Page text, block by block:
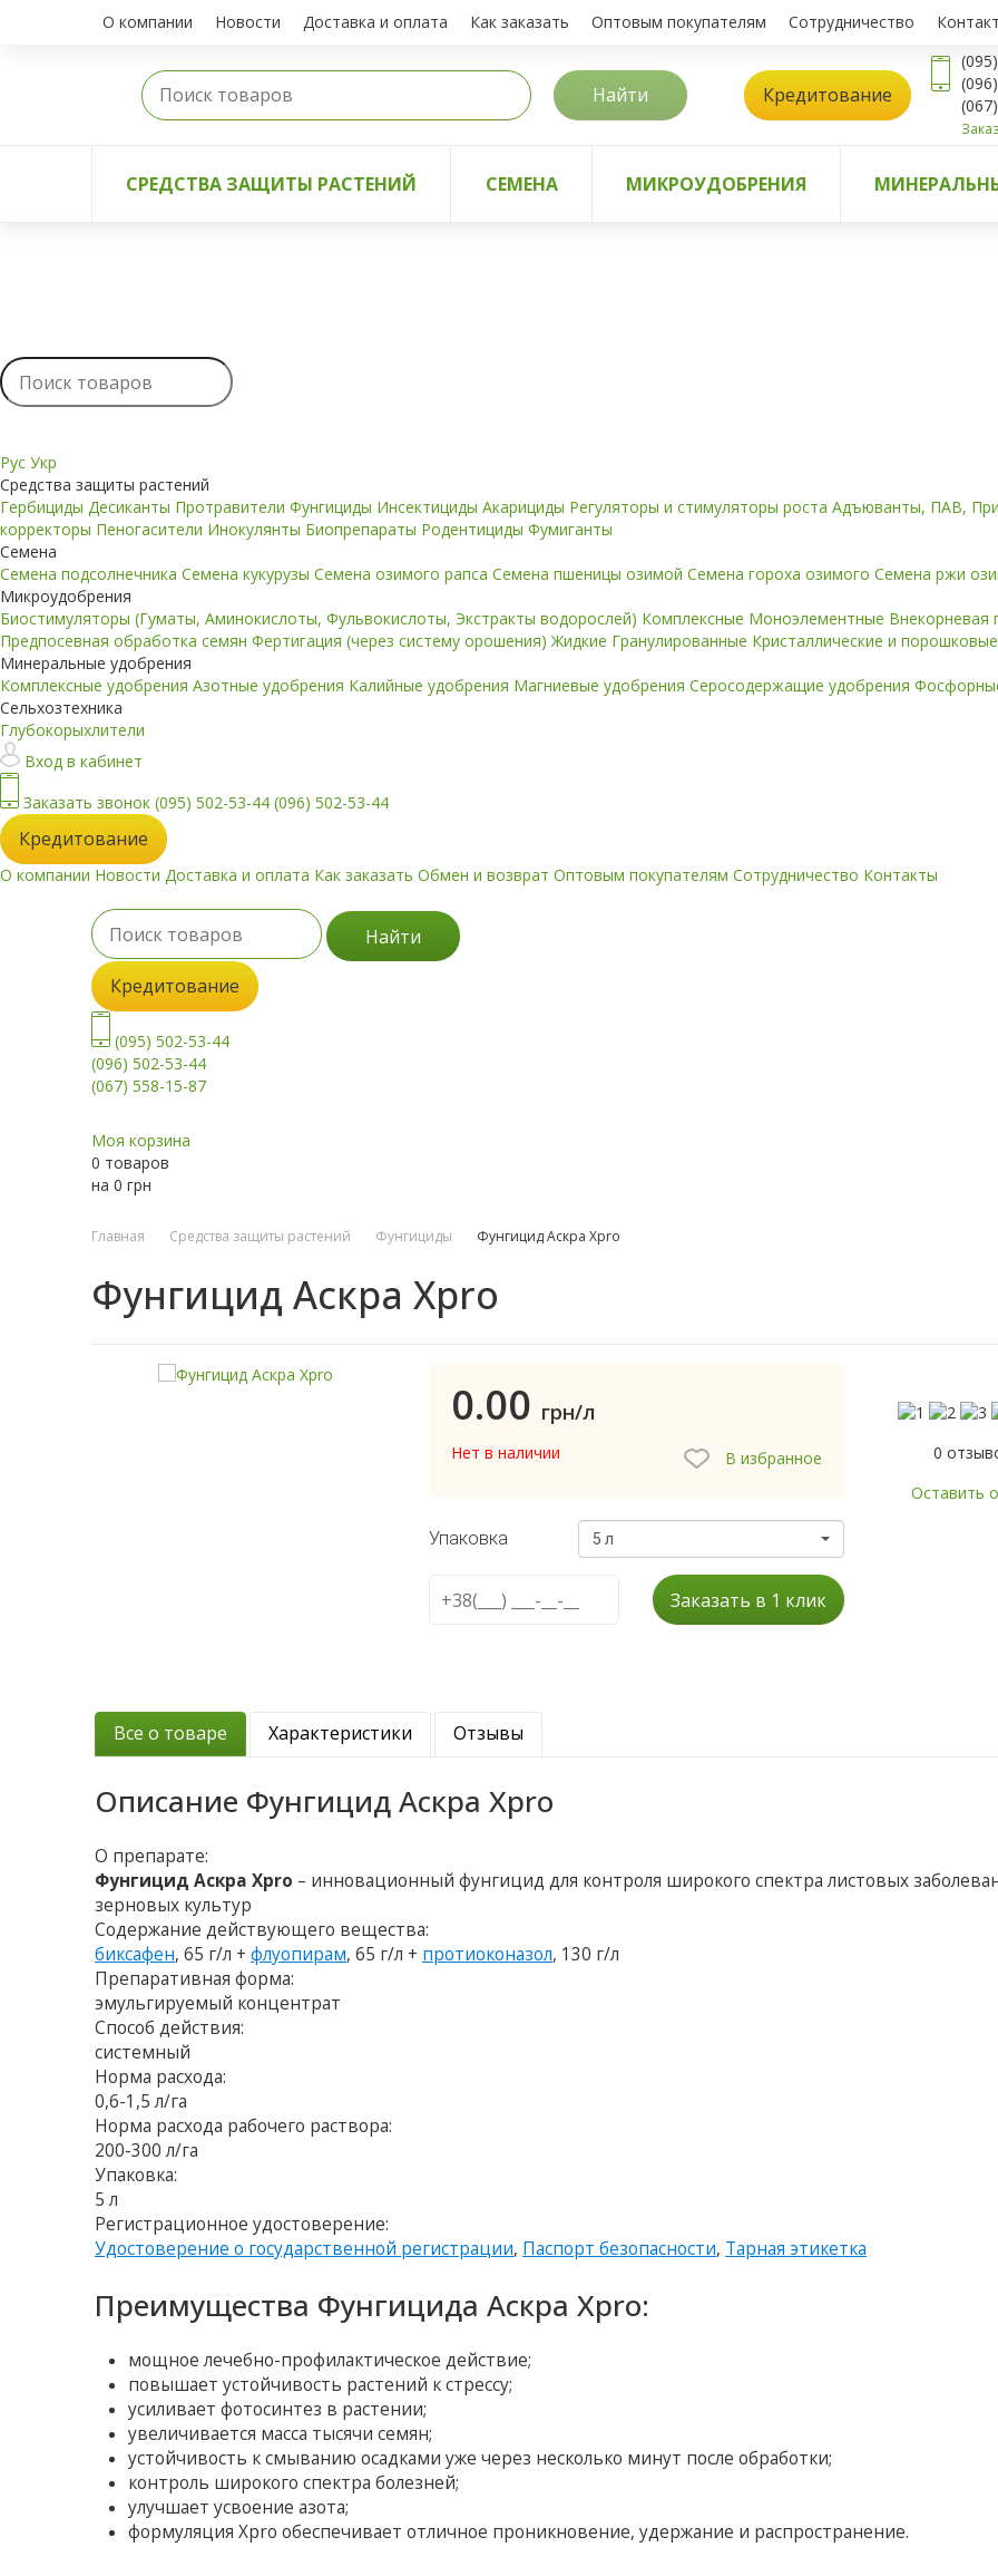
О компании Новости Доставка и оплата Как заказать Оптовым покупателям Сотрудничество
Найти Кредитование
СРЕДСТВА ЗАЩИТЫ РАСТЕНИЙ СЕМЕНА МИКРОУДОБРЕНИЯ
Рус Укр
Средства защиты растений
Гербициды Десиканты Протравители Фунгициды Инсектициды Акарициды Регуляторы и стимуляторы роста Адъюванты, ПАВ,
корректоры Пеногасители Инокулянты Биопрепараты Родентициды Фумиганты
Семена
Семена подсолнечника Семена кукурузы Семена озимого рапса Семена пшеницы озимой Семена гороха озимого Семена ржи
Микроудобрения
Биостимуляторы (Гуматы, Аминокислоты, Фульвокислоты, Экстракты водорослей) Комплексные Моноэлементные Внекорневая
Предпосевная обработка семян Фертигация (через систему орошения)Жидкие Гранулированные Кристаллические и порошковые
Минеральные удобрения
Комплексные удобрения Азотные удобрения Калийные удобрения Магниевые удобрения Серосодержащие удобрения
Сельхозтехника
Глубокорыхлители
Вход в кабинет
Заказать звонок (095) 502-53-44 (096) 502-53-44
Кредитование
О компании Новости Доставка и оплата Как заказать Обмен и возврат Оптовым покупателям Сотрудничество Контакты
Найти
Кредитование
(095) 502-53-44
(096) 502-53-44
(067) 558-15-87
Моя корзина
0 товаров
на 0 грн
Главная Средства защиты растений Фунгициды Фунгицид Аскра Xpro
Фунгицид Аскра Xpro
0.00 грн/л
Нет в наличии В избранное
Упаковка 5 л
0
Оставить
Заказать в 1 клик
Все о товаре Характеристики Отзывы
Описание Фунгицид Аскра Xpro
О препарате:
Фунгицид Аскра Xpro – инновационный фунгицид для контроля широкого спектра листовых
зерновых культур
Содержание действующего вещества:
биксафен, 65 г/л +флуопирам, 65 г/л + протиоконазол, 130 г/л
Препаративная форма:
эмульгируемый концентрат
Способ действия:
системный
Норма расхода:
0,6-1,5 л/га
Норма расхода рабочего раствора:
200-300 л/га
Упаковка:
5 л
Регистрационное удостоверение:
Удостоверение о государственной регистрации, Паспорт безопасности, Тарная этикетка
Преимущества Фунгицида Аскра Xpro:
мощное лечебно-профилактическое действие;
повышает устойчивость растений к стрессу;
усиливает фотосинтез в растении;
увеличивается масса тысячи семян;
устойчивость к смыванию осадками уже через несколько минут после обработки;
контроль широкого спектра болезней;
улучшает усвоение азота;
формуляция Xpro обеспечивает отличное проникновение, удержание и распространение.